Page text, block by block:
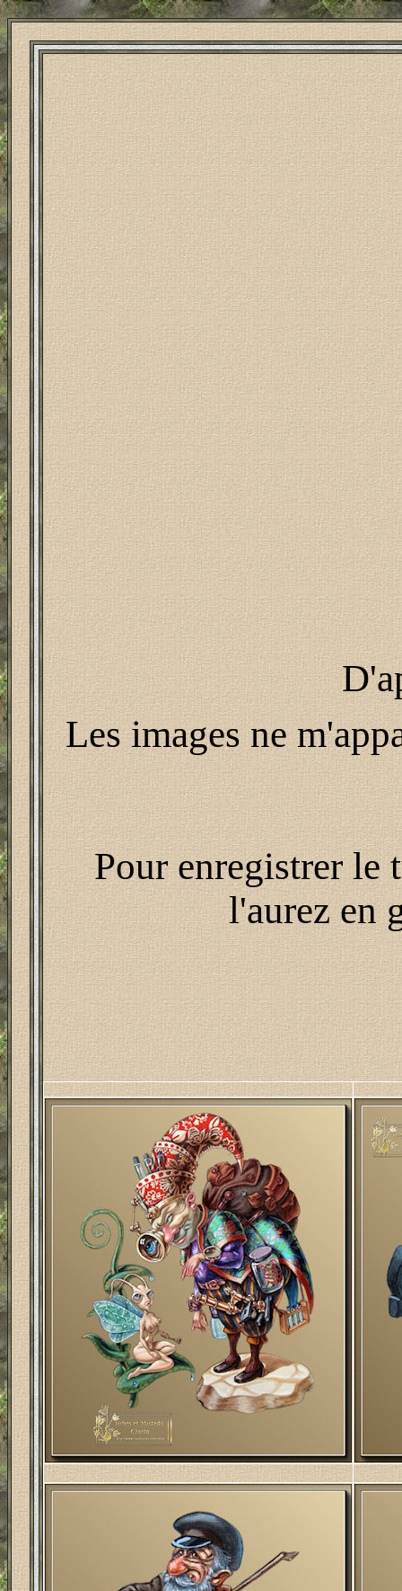
Les images ne
Pour enregistrer le
l'aurez en